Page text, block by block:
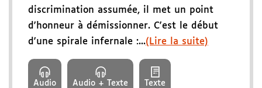
discrimination assumée, il met un point
d'honneur à démissionner. C'est le début
d'une spirale infernale :...(Lire la suite)
Audio Audio + Texte Texte